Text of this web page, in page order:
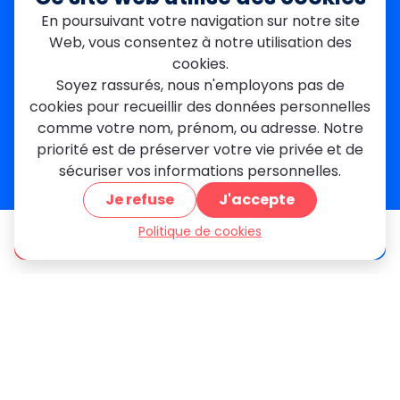
Garges-lès-Gonesse
Val-de-Marne
Dourdan
Mantes-la-Jolie
Créteil
Seine-et-Marne
Contact
01 84 24 42 80
contact@metallerie-grand-paris.com
46 bis Av. du Maine, 75015 Paris
Devis gratuit
En poursuivant votre navigation sur notre site
Web, vous consentez à notre utilisation des
cookies.
Soyez rassurés, nous n'employons pas de
cookies pour recueillir des données personnelles
comme votre nom, prénom, ou adresse. Notre
priorité est de préserver votre vie privée et de
sécuriser vos informations personnelles.
Je refuse
J'accepte
Politique de cookies